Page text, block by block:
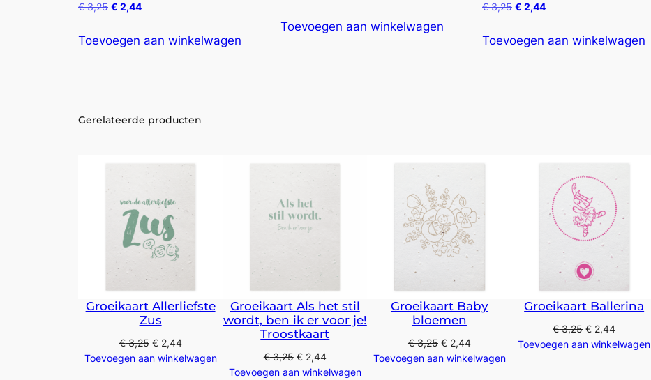
€3,25 € 2,44
Toevoegen aan winkelwagen
Toevoegen aan winkelwagen
€3,25 € 2,44
Toevoegen aan winkelwagen
Gerelateerde producten
Groeikaart Allerliefste
Zus
€3,25 €2,44
Toevoegen aan winkelwagen
Groeikaart Als het stil
wordt, ben ik er voor je!
Troostkaart
€3,25 €2,44
Toevoegen aan winkelwagen
Groeikaart Baby
bloemen
€3,25 €2,44
Toevoegen aan winkelwagen
Groeikaart Ballerina
€3,25 € 2,44
Toevoegen aan winkelwagen